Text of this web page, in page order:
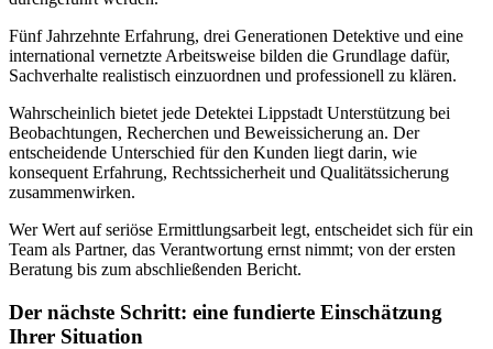
Fünf Jahrzehnte Erfahrung, drei Generationen Detektive und eine
international vernetzte Arbeitsweise bilden die Grundlage dafür,
Sachverhalte realistisch einzuordnen und professionell zu klären.
Wahrscheinlich bietet jede Detektei Lippstadt Unterstützung bei
Beobachtungen, Recherchen und Beweissicherung an. Der
entscheidende Unterschied für den Kunden liegt darin, wie
konsequent Erfahrung, Rechtssicherheit und Qualitätssicherung
zusammenwirken.
Wer Wert auf seriöse Ermittlungsarbeit legt, entscheidet sich für ein
Team als Partner, das Verantwortung ernst nimmt; von der ersten
Beratung bis zum abschließenden Bericht.
​Der nächste Schritt: eine fundierte Einschätzung
Ihrer Situation